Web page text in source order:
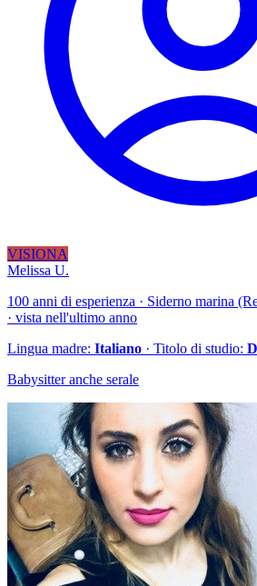
VISIONA
Melissa U.
100 anni di esperienza · Siderno marina
· vista nell'ultimo anno
Lingua madre: Italiano · Titolo di studio:
Babysitter anche serale